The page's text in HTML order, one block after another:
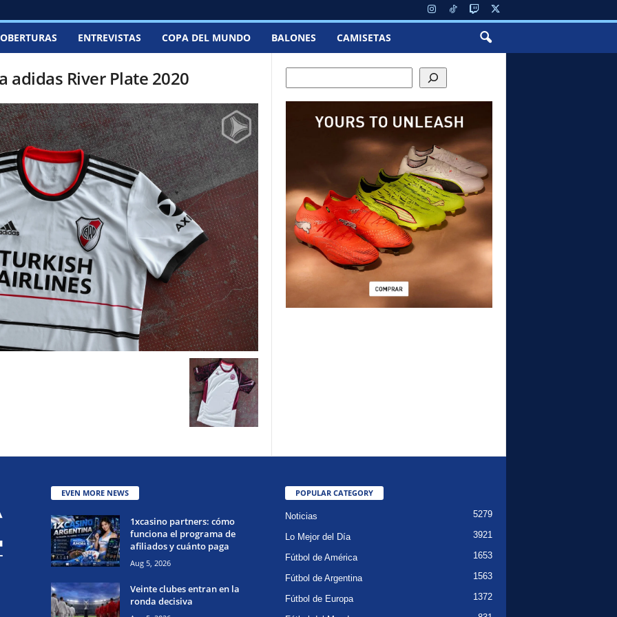
ENTREVISTAS COPA DEL MUNDO BALONES CAMISETAS
adidas River Plate 2020
EVEN MORE NEWS
1xcasino partners: cómo
funciona el programa de
afiliados y cuánto paga
Aug 5, 2026
Veinte clubes entran en la
ronda decisiva
POPULAR CATEGORY
Noticias 5279
Lo Mejor del Día 3921
Fútbol de América 1653
Fútbol de Argentina 1563
Fútbol de Europa 1372